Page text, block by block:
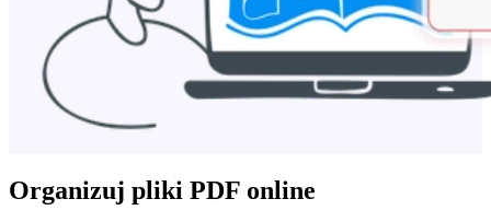
Organizuj pliki PDF online